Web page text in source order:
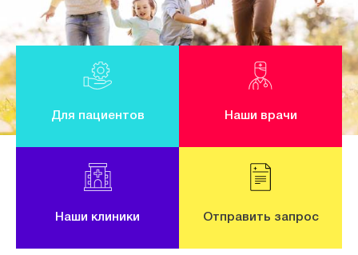
Для пациентов Наши врачи
Наши клиники Отправить запрос